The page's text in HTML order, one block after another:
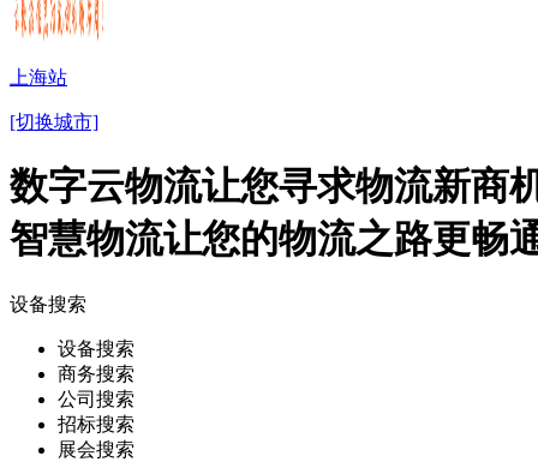
上海站
[切换城市]
数字云物流让您寻求物流新商
智慧物流让您的物流之路更畅
设备搜索
设备搜索
商务搜索
公司搜索
招标搜索
展会搜索